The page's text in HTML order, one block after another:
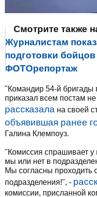
Смотрите также
Журналистам
подготовки
ФОТОрепортаж
"Командир 54-й бригады
приказал всем постам
рассказала на своей
объявившая ранее
Галина Клемпоуз.
"Комиссия спрашивает у
мы или нет в
Мы согласны проходить
подразделения!", -
комиссии, присланной